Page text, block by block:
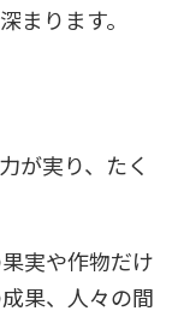
まります。
が実り、たく
実や作物だけ
果、人々の間